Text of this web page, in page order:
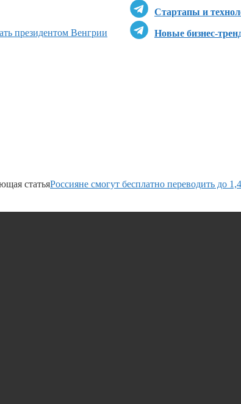
Стартапы и
Новые бизнес-
президентом Венгрии
статьяРоссияне смогут бесплатно переводить до